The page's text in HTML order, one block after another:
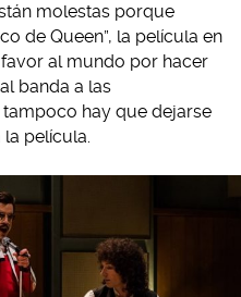
molestas porque
de Queen”, la película en
al mundo por hacer
banda a las
hay que dejarse
película.